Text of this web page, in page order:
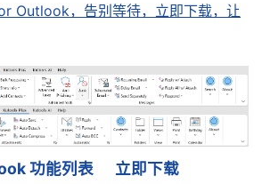
Outlook，告别等待，立即下载，让
功能列表
立即下载